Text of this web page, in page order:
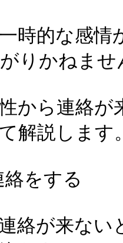
時的な感情
りかねませ
から連絡
解説します
をする
絡が来な